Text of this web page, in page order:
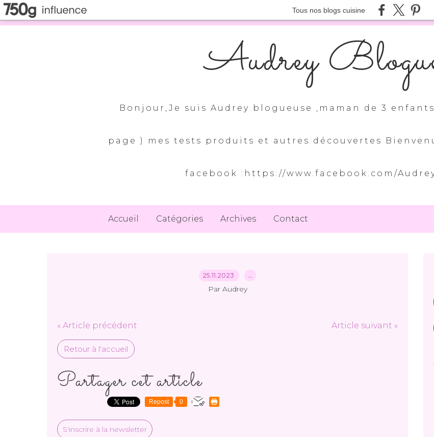
Tous nos blogs cuisine
Audrey
Bonjour,Je suis Audrey blogueuse ,maman de 3
page ) mes tests produits et autres découvertes
facebook :https://www.facebook.com/
Accueil Catégories Archives Contact
25.11.2023 …
Par Audrey
« Article précédent Article suivant »
Retour à l'accueil
Partager cet article
Repost 0
S'inscrire à la newsletter